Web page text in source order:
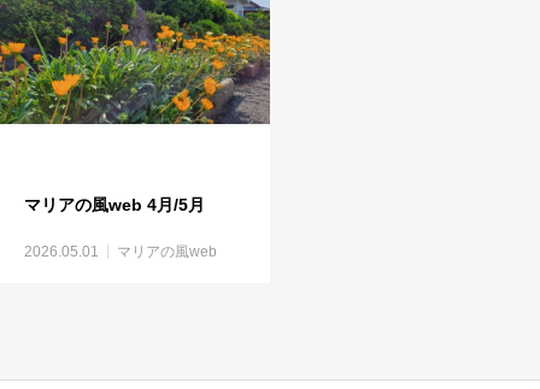
マリアの風web 4月/5月
2026.05.01 マリアの風web